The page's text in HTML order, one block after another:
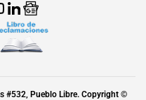
#532, Pueblo Libre. Copyright ©